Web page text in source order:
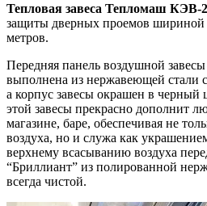
Тепловая завеса Тепломаш КЭВ-
защиты дверных проемов шириной
метров.
Передняя панель воздушной
выполнена из нержавеющей стали
а корпус завесы окрашен в черный
этой завесы прекрасно дополнит
магазине, баре, обеспечивая не
воздуха, но и служа как
верхнему всасыванию воздуха
“Бриллиант” из полированной
всегда чистой.